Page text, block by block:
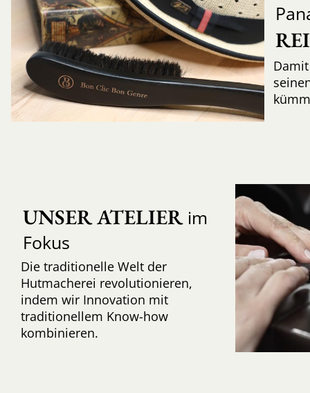
UNSER ATELIERim
Fokus
Die traditionelle Welt der
Hutmacherei revolutionieren,
indem wir Innovation mit
traditionellem Know-how
kombinieren.